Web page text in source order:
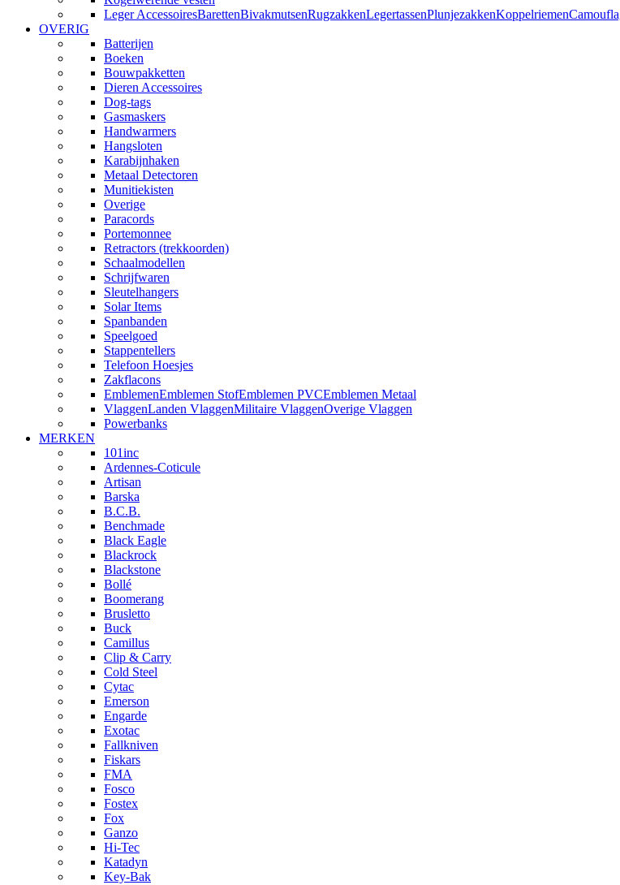
Leger AccessoiresBarettenBivakmutsenRugzakkenLegertassenPlunjezakkenKoppelriemen
OVERIG
Batterijen
Boeken
Bouwpakketten
Dieren Accessoires
Dog-tags
Gasmaskers
Handwarmers
Hangsloten
Karabijnhaken
Metaal Detectoren
Munitiekisten
Overige
Paracords
Portemonnee
Retractors (trekkoorden)
Schaalmodellen
Schrijfwaren
Sleutelhangers
Solar Items
Spanbanden
Speelgoed
Stappentellers
Telefoon Hoesjes
Zakflacons
EmblemenEmblemen StofEmblemen PVCEmblemen Metaal
VlaggenLanden VlaggenMilitaire VlaggenOverige Vlaggen
Powerbanks
MERKEN
101inc
Ardennes-Coticule
Artisan
Barska
B.C.B.
Benchmade
Black Eagle
Blackrock
Blackstone
Bollé
Boomerang
Brusletto
Buck
Camillus
Clip & Carry
Cold Steel
Cytac
Emerson
Engarde
Exotac
Fallkniven
Fiskars
FMA
Fosco
Fostex
Fox
Ganzo
Hi-Tec
Katadyn
Key-Bak